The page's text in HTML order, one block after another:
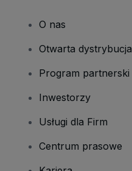
O nas
Otwarta dystrybucja
Program partnerski
Inwestorzy
Usługi dla Firm
Centrum prasowe